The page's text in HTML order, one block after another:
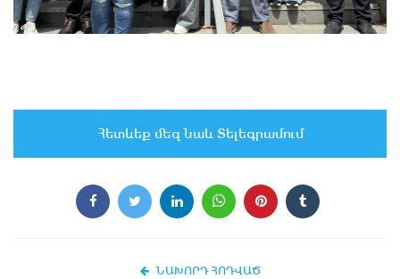
Հետևեք մեզ նաև Տելեգրամում
ՆԱԽՈՐԴ ՀՈԴՎԱԾ